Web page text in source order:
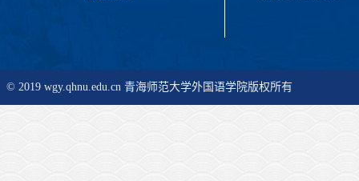
© 2019 wgy.qhnu.edu.cn 青海师范大学外国语学院版权所有